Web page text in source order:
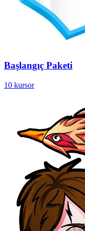
Başlangıç Paketi
10 kursor